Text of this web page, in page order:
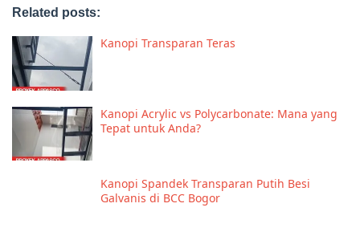
Related posts:
Kanopi Transparan Teras
Kanopi Acrylic vs Polycarbonate: Mana yang
Tepat untuk Anda?
Kanopi Spandek Transparan Putih Besi
Galvanis di BCC Bogor